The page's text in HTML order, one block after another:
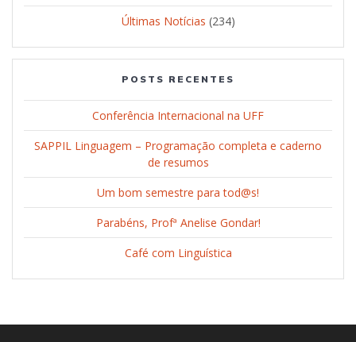
Últimas Notícias (234)
POSTS RECENTES
Conferência Internacional na UFF
SAPPIL Linguagem – Programação completa e caderno
de resumos
Um bom semestre para tod@s!
Parabéns, Profª Anelise Gondar!
Café com Linguística